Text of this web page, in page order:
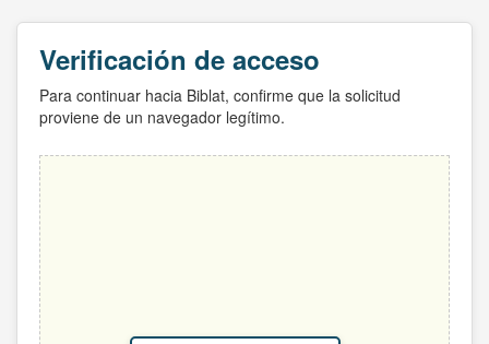
Verificación de acceso
Para continuar hacia Biblat, confirme que la solicitud
proviene de un navegador legítimo.